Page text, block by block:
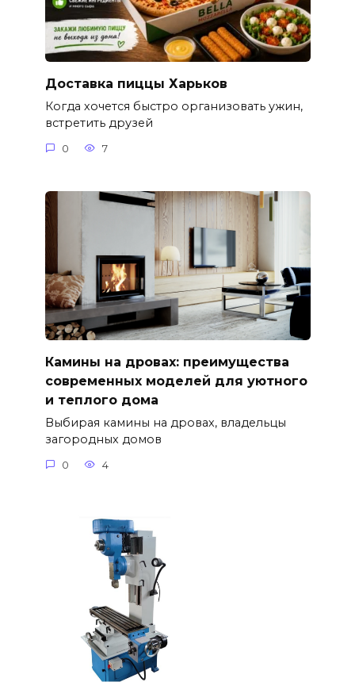
Доставка пиццы Харьков
Когда хочется быстро организовать ужин,
встретить друзей
0 7
Камины на дровах: преимущества
современных моделей для уютного
и теплого дома
Выбирая камины на дровах, владельцы
загородных домов
0 4